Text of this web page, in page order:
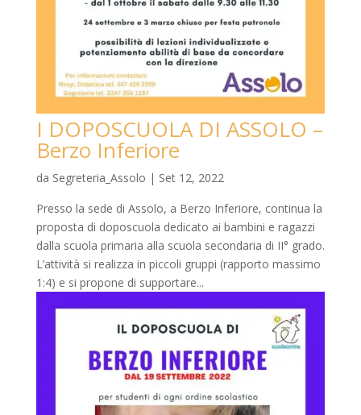
I DOPOSCUOLA DI ASSOLO –
Berzo Inferiore
da Segreteria_Assolo | Set 12, 2022
Presso la sede di Assolo, a Berzo Inferiore, continua la
proposta di doposcuola dedicato ai bambini e ragazzi
dalla scuola primaria alla scuola secondaria di II° grado.
L’attività si realizza in piccoli gruppi (rapporto massimo
1:4) e si propone di supportare...